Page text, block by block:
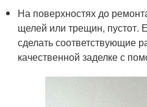
На поверхностях до
щелей или трещин,
сделать соответствующие
качественной заделке с